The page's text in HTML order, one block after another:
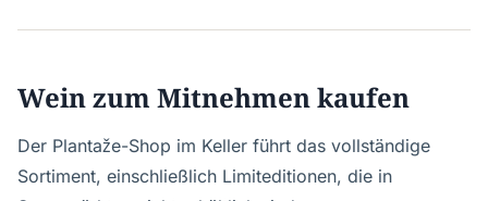
Wein zum Mitnehmen kaufen
Der Plantaže-Shop im Keller führt das vollständige
Sortiment, einschließlich Limiteditionen, die in